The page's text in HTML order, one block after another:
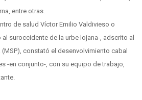
entre otras.
de salud Víctor Emilio Valdivieso o
suroccidente de la urbe lojana-, adscrito al
constató el desenvolvimiento cabal
-en conjunto-, con su equipo de trabajo,